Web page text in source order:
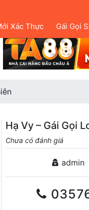
Xác Thực Gái Gọi
Hạ Vy – Gái Gọi
Chưa có đánh giá
admin